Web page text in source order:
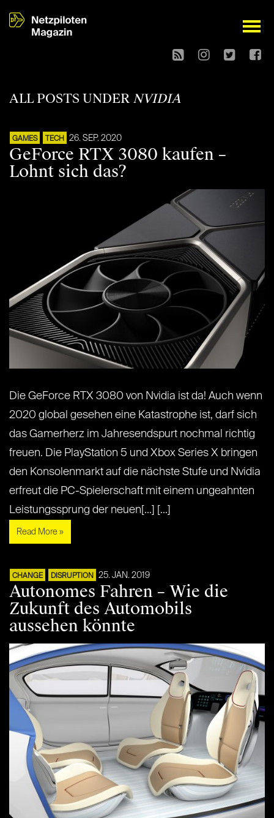
open
ALL POSTS UNDER NVIDIA
GAMES TECH 26. SEP. 2020
GeForce RTX 3080 kaufen –
Lohnt sich das?
Die GeForce RTX 3080 von Nvidia ist da! Auch wenn
2020 global gesehen eine Katastrophe ist, darf sich
das Gamerherz im Jahresendspurt nochmal richtig
freuen. Die PlayStation 5 und Xbox Series X bringen
den Konsolenmarkt auf die nächste Stufe und Nvidia
erfreut die PC-Spielerschaft mit einem ungeahnten
Leistungssprung der neuen[...] [...]
Read More »
CHANGE DISRUPTION 25. JAN. 2019
Autonomes Fahren – Wie die
Zukunft des Automobils
aussehen könnte